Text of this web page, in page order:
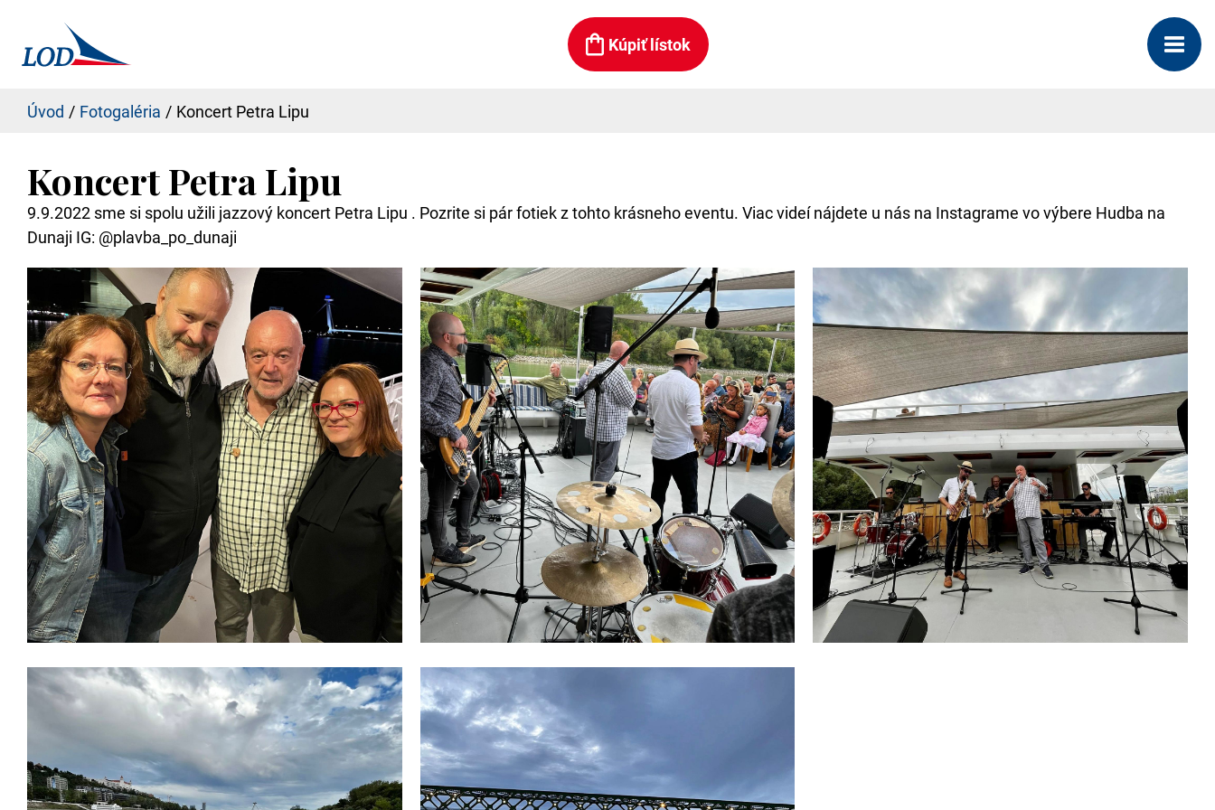
Kúpiť lístok
Úvod Fotogaléria Koncert Petra Lipu
Koncert Petra Lipu
9.9.2022 sme si spolu užili jazzový koncert Petra Lipu . Pozrite si pár fotiek z tohto krásneho eventu. Viac videí nájdete u nás na Instagrame vo výbere Hudba na
Dunaji IG: @plavba_po_dunaji